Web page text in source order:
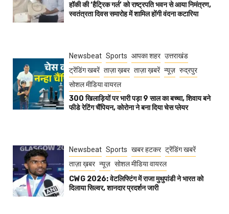
हॉकी की ‘हैट्रिक गर्ल’ को राष्ट्रपति भवन से आया निमंत्रण,
स्वतंत्रता दिवस समारोह में शामिल होंगी वंदना कटारिया
Newsbeat Sports आपका शहर उत्तराखंड
ट्रेंडिंग खबरें ताज़ा ख़बर ताज़ा ख़बरें न्यूज़ रुद्रपुर
सोशल मीडिया वायरल
300 खिलाड़ियों पर भारी पड़ा 9 साल का बच्चा, शिवाय बने
फीडे रेटिंग चैंपियन, कोरोना ने बना दिया चेस प्लेयर
Newsbeat Sports खबर हटकर ट्रेंडिंग खबरें
ताज़ा ख़बर न्यूज़ सोशल मीडिया वायरल
CWG 2026: वेटलिफ्टिंग में राजा मुथुपांडी ने भारत को
दिलाया सिल्वर, शानदार प्रदर्शन जारी